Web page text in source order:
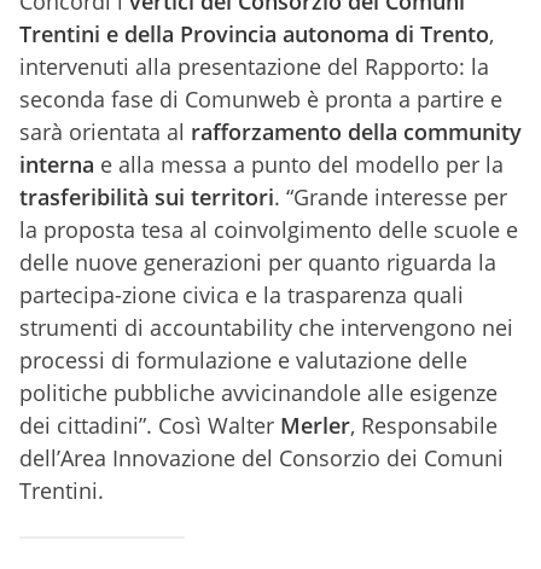
Trentini e della Provincia autonoma di Trento,
intervenuti alla presentazione del Rapporto: la
seconda fase di Comunweb è pronta a partire e
sarà orientata al rafforzamento della community
interna e alla messa a punto del modello per la
trasferibilità sui territori. “Grande interesse per
la proposta tesa al coinvolgimento delle scuole e
delle nuove generazioni per quanto riguarda la
partecipa-zione civica e la trasparenza quali
strumenti di accountability che intervengono nei
processi di formulazione e valutazione delle
politiche pubbliche avvicinandole alle esigenze
dei cittadini”. Così Walter Merler, Responsabile
dell’Area Innovazione del Consorzio dei Comuni
Trentini.